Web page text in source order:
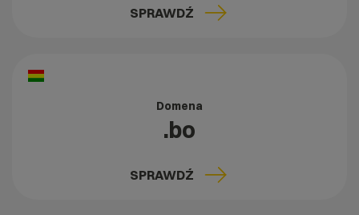
SPRAWDŹ
Domena
.bo
SPRAWDŹ